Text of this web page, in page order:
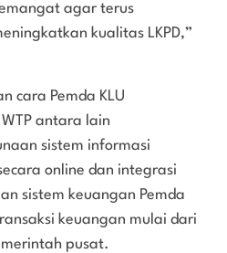
agar terus
kualitas LKPD,”
cara Pemda KLU
antara lain
sistem informasi
online dan integrasi
sistem keuangan Pemda
keuangan mulai dari
pusat.